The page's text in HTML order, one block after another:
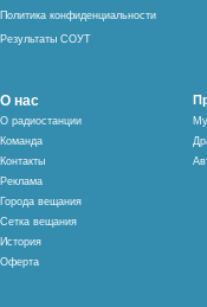
Политика конфиденциальности
Результаты СОУТ
О нас
О радиостанции
Команда
Контакты
Реклама
Города вещания
Сетка вещания
История
Оферта